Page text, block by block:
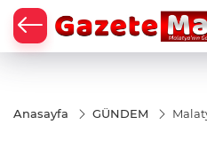
Anasayfa GÜNDEM